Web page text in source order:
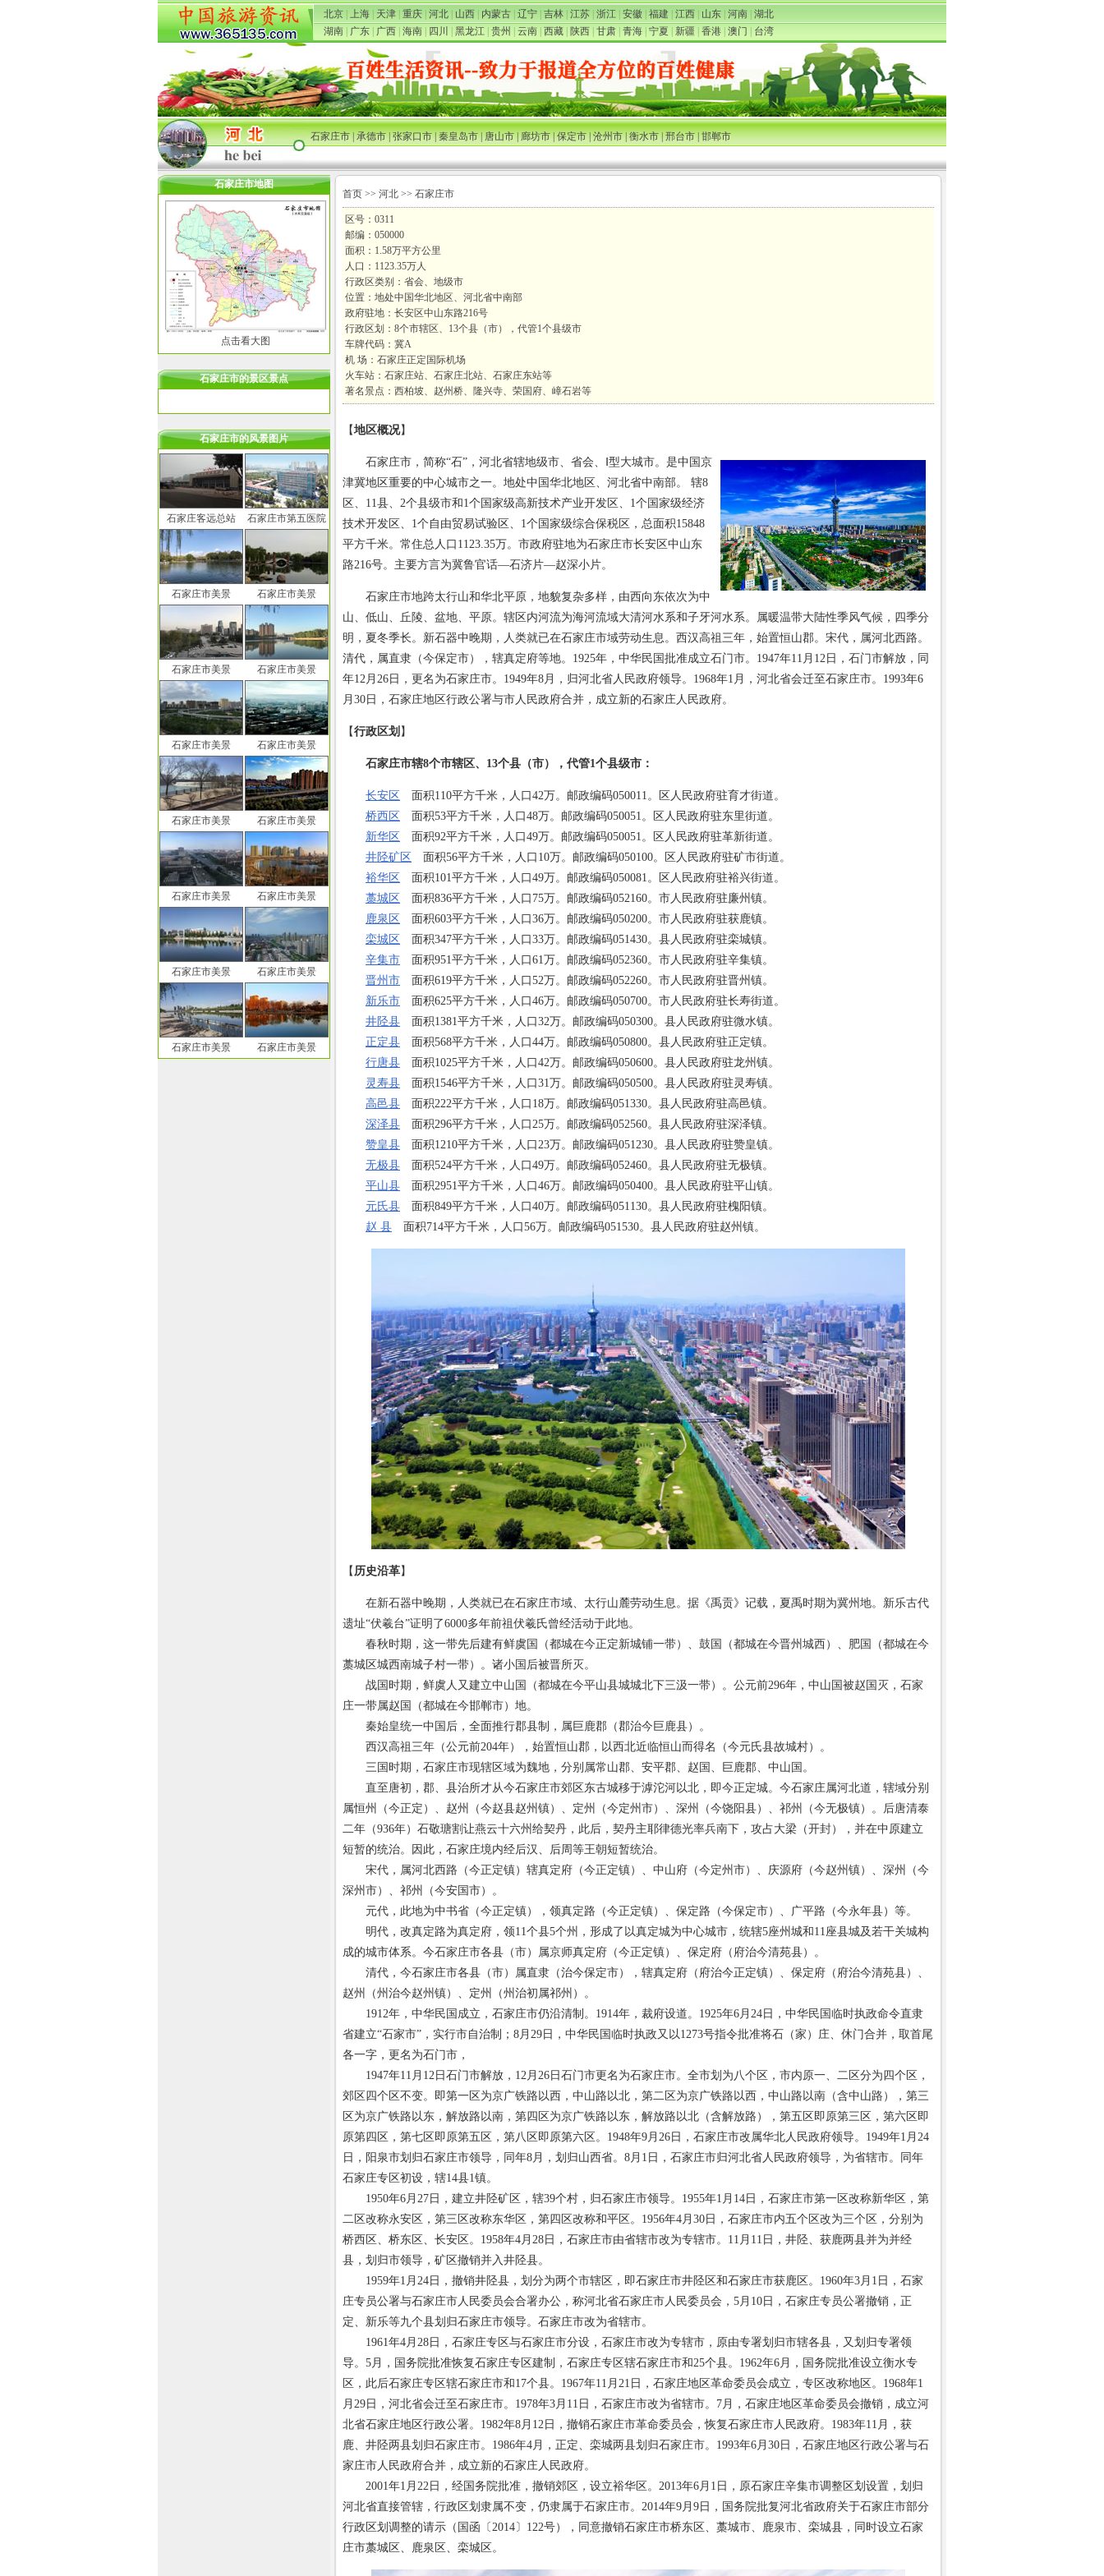
北京 上海 天津 重庆 河北 山西 内蒙古 辽宁 吉林 江苏 浙江 安徽 福建 江西 山东 河南 湖北
湖南
广东 广西 海南 四川 黑龙江 贵州 云南 西藏 陕西 甘肃 青海 宁夏 新疆 香港 澳门 台湾
石家庄市|承德市|张家口市|秦皇岛市|唐山市|廊坊市|保定市|沧州市|衡水市|邢台市|邯郸市
石家庄市地图
点击看大图
石家庄市的景区景点
石家庄市的风景图片
石家庄客远总站 石家庄市第五医院
石家庄市美景 石家庄市美景
石家庄市美景 石家庄市美景
石家庄市美景 石家庄市美景
石家庄市美景 石家庄市美景
石家庄市美景 石家庄市美景
石家庄市美景 石家庄市美景
石家庄市美景 石家庄市美景
首页 >> 河北 >> 石家庄市
区号：0311
邮编：050000
面积：1.58万平方公里
人口：1123.35万人
行政区类别：省会、地级市
位置：地处中国华北地区、河北省中南部
政府驻地：长安区中山东路216号
行政区划：8个市辖区、13个县（市），代管1个县级市
车牌代码：冀A
机 场：石家庄正定国际机场
火车站：石家庄站、石家庄北站、石家庄东站等
著名景点：西柏坡、赵州桥、隆兴寺、荣国府、嶂石岩等
【地区概况】
石家庄市，简称“石”，河北省辖地级市、省会、Ⅰ型大城市。是中国京
津冀地区重要的中心城市之一。地处中国华北地区、河北省中南部。 辖8
区、11县、2个县级市和1个国家级高新技术产业开发区、1个国家级经济
技术开发区、1个自由贸易试验区、1个国家级综合保税区，总面积15848
平方千米。常住总人口1123.35万。市政府驻地为石家庄市长安区中山东
路216号。主要方言为冀鲁官话—石济片—赵深小片。
石家庄市地跨太行山和华北平原，地貌复杂多样，由西向东依次为中
山、低山、丘陵、盆地、平原。辖区内河流为海河流域大清河水系和子牙河水系。属暖温带大陆性季风气候，四季分
明，夏冬季长。新石器中晚期，人类就已在石家庄市域劳动生息。西汉高祖三年，始置恒山郡。宋代，属河北西路。
清代，属直隶（今保定市），辖真定府等地。1925年，中华民国批准成立石门市。1947年11月12日，石门市解放，同
年12月26日，更名为石家庄市。1949年8月，归河北省人民政府领导。1968年1月，河北省会迁至石家庄市。1993年6
月30日，石家庄地区行政公署与市人民政府合并，成立新的石家庄人民政府。
【行政区划 】
石家庄市辖8个市辖区、13个县（市），代管1个县级市：
长安区
面积110平方千米，人口42万。邮政编码050011。区人民政府驻育才街道。
桥西区
面积53平方千米，人口48万。邮政编码050051。区人民政府驻东里街道。
新华区
面积92平方千米，人口49万。邮政编码050051。区人民政府驻革新街道。
井陉矿区
面积56平方千米，人口10万。邮政编码050100。区人民政府驻矿市街道。
裕华区
面积101平方千米，人口49万。邮政编码050081。区人民政府驻裕兴街道。
藁城区
面积836平方千米，人口75万。邮政编码052160。市人民政府驻廉州镇。
鹿泉区
面积603平方千米，人口36万。邮政编码050200。市人民政府驻获鹿镇。
栾城区
面积347平方千米，人口33万。邮政编码051430。县人民政府驻栾城镇。
辛集市 面积951平方千米，人口61万。邮政编码052360。市人民政府驻辛集镇。
晋州市 面积619平方千米，人口52万。邮政编码052260。市人民政府驻晋州镇。
新乐市 面积625平方千米，人口46万。邮政编码050700。市人民政府驻长寿街道。
井陉县 面积1381平方千米，人口32万。邮政编码050300。县人民政府驻微水镇。
正定县 面积568平方千米，人口44万。邮政编码050800。县人民政府驻正定镇。
行唐县 面积1025平方千米，人口42万。邮政编码050600。县人民政府驻龙州镇。
灵寿县 面积1546平方千米，人口31万。邮政编码050500。县人民政府驻灵寿镇。
高邑县 面积222平方千米，人口18万。邮政编码051330。县人民政府驻高邑镇。
深泽县 面积296平方千米，人口25万。邮政编码052560。县人民政府驻深泽镇。
赞皇县 面积1210平方千米，人口23万。邮政编码051230。县人民政府驻赞皇镇。
无极县 面积524平方千米，人口49万。邮政编码052460。县人民政府驻无极镇。
平山县 面积2951平方千米，人口46万。邮政编码050400。县人民政府驻平山镇。
元氏县 面积849平方千米，人口40万。邮政编码051130。县人民政府驻槐阳镇。
赵 县 面积714平方千米，人口56万。邮政编码051530。县人民政府驻赵州镇。
【 历史沿革】
在新石器中晚期，人类就已在石家庄市域、太行山麓劳动生息。据《禹贡》记载，夏禹时期为冀州地。新乐古代
遗址“伏羲台”证明了6000多年前祖伏羲氏曾经活动于此地。
春秋时期，这一带先后建有鲜虞国（都城在今正定新城铺一带）、鼓国（都城在今晋州城西）、肥国（都城在今
藁城区城西南城子村一带）。诸小国后被晋所灭。
战国时期，鲜虞人又建立中山国（都城在今平山县城城北下三汲一带）。公元前296年，中山国被赵国灭，石家
庄一带属赵国（都城在今邯郸市）地。
秦始皇统一中国后，全面推行郡县制，属巨鹿郡（郡治今巨鹿县）。
西汉高祖三年（公元前204年），始置恒山郡，以西北近临恒山而得名（今元氏县故城村）。
三国时期，石家庄市现辖区域为魏地，分别属常山郡、安平郡、赵国、巨鹿郡、中山国。
直至唐初，郡、县治所才从今石家庄市郊区东古城移于滹沱河以北，即今正定城。今石家庄属河北道，辖域分别
属恒州（今正定）、赵州（今赵县赵州镇）、定州（今定州市）、深州（今饶阳县）、祁州（今无极镇）。后唐清泰
二年（936年）石敬瑭割让燕云十六州给契丹，此后，契丹主耶律德光率兵南下，攻占大梁（开封），并在中原建立
短暂的统治。因此，石家庄境内经后汉、后周等王朝短暂统治。
宋代，属河北西路（今正定镇）辖真定府（今正定镇）、中山府（今定州市）、庆源府（今赵州镇）、深州（今
深州市）、祁州（今安国市）。
元代，此地为中书省（今正定镇），领真定路（今正定镇）、保定路（今保定市）、广平路（今永年县）等。
明代，改真定路为真定府，领11个县5个州，形成了以真定城为中心城市，统辖5座州城和11座县城及若干关城构
成的城市体系。今石家庄市各县（市）属京师真定府（今正定镇）、保定府（府治今清苑县）。
清代，今石家庄市各县（市）属直隶（治今保定市），辖真定府（府治今正定镇）、保定府（府治今清苑县）、
赵州（州治今赵州镇）、定州（州治初属祁州）。
1912年，中华民国成立，石家庄市仍沿清制。1914年，裁府设道。1925年6月24日，中华民国临时执政命令直隶
省建立“石家市”，实行市自治制；8月29日，中华民国临时执政又以1273号指令批准将石（家）庄、休门合并，取首尾
各一字，更名为石门市，
1947年11月12日石门市解放，12月26日石门市更名为石家庄市。全市划为八个区，市内原一、二区分为四个区，
郊区四个区不变。即第一区为京广铁路以西，中山路以北，第二区为京广铁路以西，中山路以南（含中山路），第三
区为京广铁路以东，解放路以南，第四区为京广铁路以东，解放路以北（含解放路），第五区即原第三区，第六区即
原第四区，第七区即原第五区，第八区即原第六区。1948年9月26日，石家庄市改属华北人民政府领导。1949年1月24
日，阳泉市划归石家庄市领导，同年8月，划归山西省。8月1日，石家庄市归河北省人民政府领导，为省辖市。同年
石家庄专区初设，辖14县1镇。
1950年6月27日，建立井陉矿区，辖39个村，归石家庄市领导。1955年1月14日，石家庄市第一区改称新华区，第
二区改称永安区，第三区改称东华区，第四区改称和平区。1956年4月30日，石家庄市内五个区改为三个区，分别为
桥西区、桥东区、长安区。1958年4月28日，石家庄市由省辖市改为专辖市。11月11日，井陉、获鹿两县并为并经
县，划归市领导，矿区撤销并入井陉县。
1959年1月24日，撤销井陉县，划分为两个市辖区，即石家庄市井陉区和石家庄市获鹿区。1960年3月1日，石家
庄专员公署与石家庄市人民委员会合署办公，称河北省石家庄市人民委员会，5月10日，石家庄专员公署撤销，正
定、新乐等九个县划归石家庄市领导。石家庄市改为省辖市。
1961年4月28日，石家庄专区与石家庄市分设，石家庄市改为专辖市，原由专署划归市辖各县，又划归专署领
导。5月，国务院批准恢复石家庄专区建制，石家庄专区辖石家庄市和25个县。1962年6月，国务院批准设立衡水专
区，此后石家庄专区辖石家庄市和17个县。1967年11月21日，石家庄地区革命委员会成立，专区改称地区。1968年1
月29日，河北省会迁至石家庄市。1978年3月11日，石家庄市改为省辖市。7月，石家庄地区革命委员会撤销，成立河
北省石家庄地区行政公署。1982年8月12日，撤销石家庄市革命委员会，恢复石家庄市人民政府。1983年11月，获
鹿、井陉两县划归石家庄市。1986年4月，正定、栾城两县划归石家庄市。1993年6月30日，石家庄地区行政公署与石
家庄市人民政府合并，成立新的石家庄人民政府。
2001年1月22日，经国务院批准，撤销郊区，设立裕华区。2013年6月1日，原石家庄辛集市调整区划设置，划归
河北省直接管辖，行政区划隶属不变，仍隶属于石家庄市。2014年9月9日，国务院批复河北省政府关于石家庄市部分
行政区划调整的请示（国函〔2014〕122号），同意撤销石家庄市桥东区、藁城市、鹿泉市、栾城县，同时设立石家
庄市藁城区、鹿泉区、栾城区。